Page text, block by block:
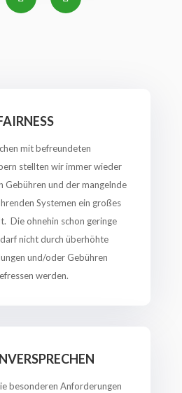
mit befreundeten
stellten wir immer wieder
Gebühren und der mangelnde
Systemen ein großes
Die ohnehin schon geringe
nicht durch überhöhte
und/oder Gebühren
werden.
besonderen Anforderungen